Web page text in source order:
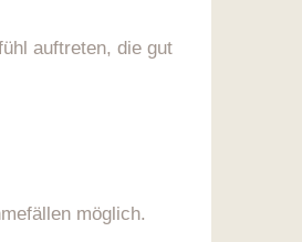
auftreten, die gut
möglich.